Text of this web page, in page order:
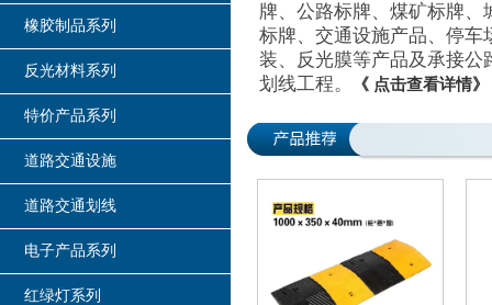
橡胶制品系列
反光材料系列
特价产品系列
道路交通设施
道路交通划线
电子产品系列
红绿灯系列
牌、公路标牌、煤矿标牌
标牌、交通设施产品、停
装、反光膜等产品及承接
划线工程。
《 点击查看详情》